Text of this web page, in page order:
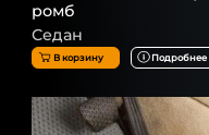
ромб
Седан
В корзину Подробнее